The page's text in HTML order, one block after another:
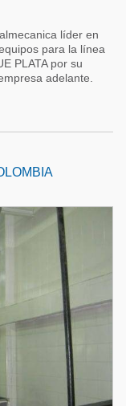
líder en
para la línea
PLATA por su
adelante.